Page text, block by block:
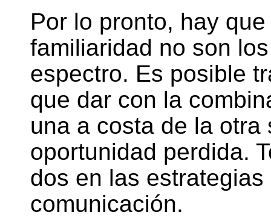
Por lo pronto, hay
familiaridad no son
espectro. Es posible
que dar con la
una a costa de la
oportunidad perdida.
dos en las
comunicación.